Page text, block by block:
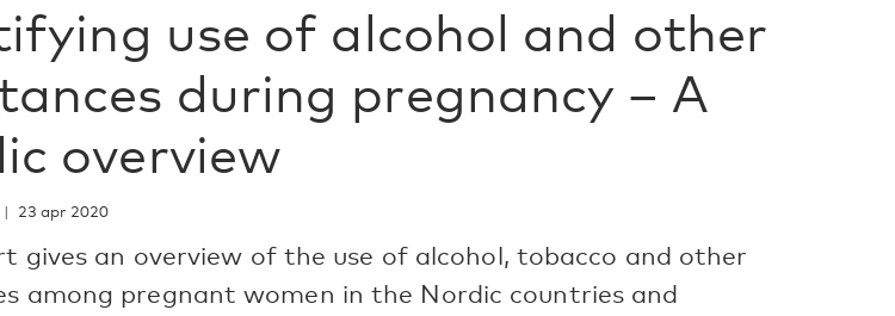
use of alcohol and other
during ­pregnancy – A
overview
23 apr 2020
gives an overview of the use of alcohol, tobacco and other
among pregnant women in the Nordic countries and